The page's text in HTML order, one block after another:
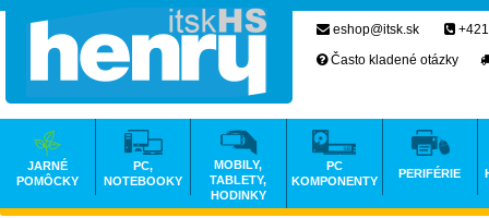
eshop@itsk.sk
Často kladené otázky
JARNÉ
POMÔCKY
PC,
NOTEBOOKY
MOBILY,
TABLETY,
HODINKY
PC
KOMPONENTY
PERIFÉRIE